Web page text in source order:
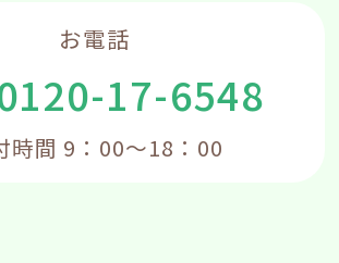
お電話
17-6548
時間 9：00～18：00